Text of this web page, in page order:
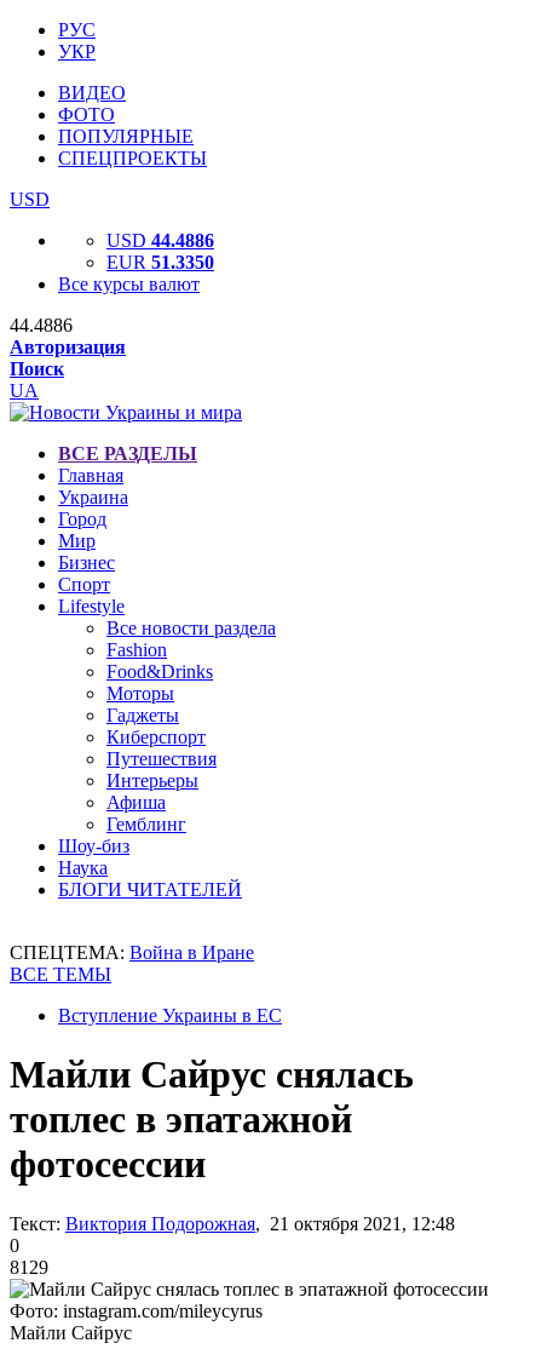
РУС
УКР
ВИДЕО
ФОТО
ПОПУЛЯРНЫЕ
СПЕЦПРОЕКТЫ
USD
USD 44.4886
EUR 51.3350
Все курсы валют
44.4886
Авторизация
Поиск
UA
ВСЕ РАЗДЕЛЫ
Главная
Украина
Город
Мир
Бизнес
Спорт
Lifestyle
Все новости раздела
Fashion
Food&Drinks
Моторы
Гаджеты
Киберспорт
Путешествия
Интерьеры
Афиша
Гемблинг
Шоу-биз
Наука
БЛОГИ ЧИТАТЕЛЕЙ
СПЕЦТЕМА: Война в Иране
ВСЕ ТЕМЫ
Вступление Украины в ЕС
Майли Сайрус снялась
топлес в эпатажной
фотосессии
Текст: Виктория Подорожная, 21 октября 2021, 12:48
0
8129
Фото: instagram.com/mileycyrus
Майли Сайрус